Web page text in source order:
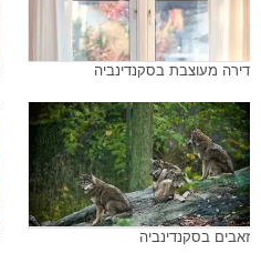
דירה מעוצבת בסקנדינביה
זאבים בסקנדינביה